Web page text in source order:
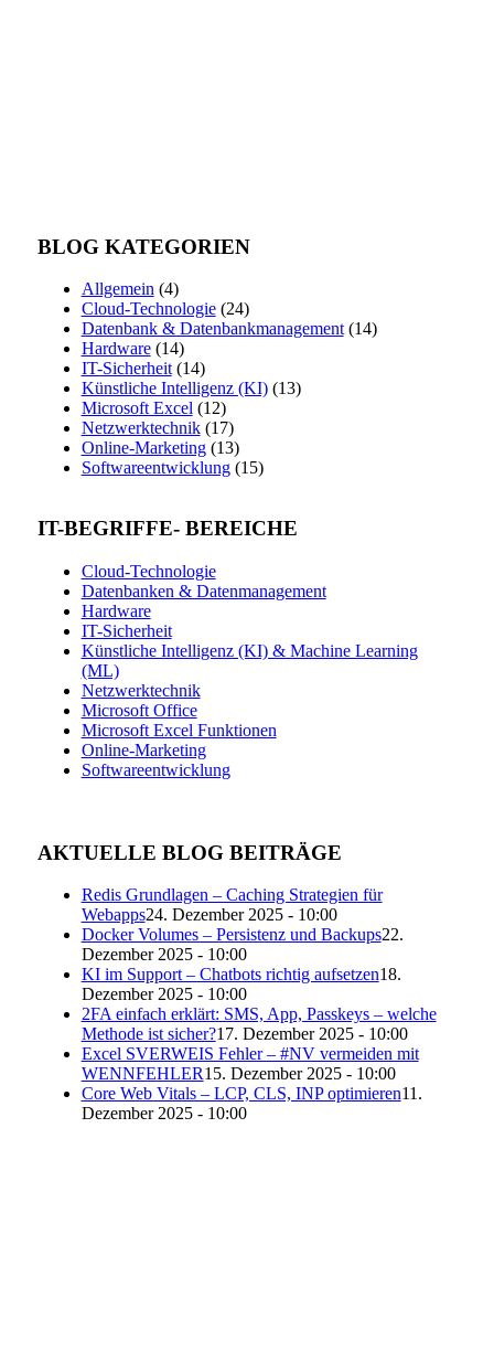
BLOG KATEGORIEN
Allgemein (4)
Cloud-Technologie(24)
Datenbank & Datenbankmanagement(14)
Hardware(14)
IT-Sicherheit(14)
Künstliche Intelligenz (KI)(13)
Microsoft Excel (12)
Netzwerktechnik(17)
Online-Marketing(13)
Softwareentwicklung(15)
IT-BEGRIFFE- BEREICHE
Cloud-Technologie
Datenbanken & Datenmanagement
Hardware
IT-Sicherheit
Künstliche Intelligenz (KI) & Machine Learning
(ML)
Netzwerktechnik
Microsoft Office
Microsoft Excel Funktionen
Online-Marketing
Softwareentwicklung
AKTUELLE BLOG BEITRÄGE
Redis Grundlagen – Caching Strategien für
Webapps24. Dezember 2025 - 10:00
Docker Volumes – Persistenz und Backups22.
Dezember 2025 - 10:00
KI im Support – Chatbots richtig aufsetzen18.
Dezember 2025 - 10:00
2FA einfach erklärt: SMS, App, Passkeys – welche
Methode ist sicher?17. Dezember 2025 - 10:00
Excel SVERWEIS Fehler – #NV vermeiden mit
WENNFEHLER15. Dezember 2025 - 10:00
Core Web Vitals – LCP, CLS, INP optimieren11.
Dezember 2025 - 10:00